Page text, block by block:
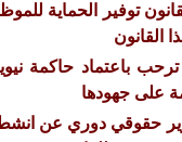
توفير الحماية
القانون
باعتماد حاكمة
على جهودها
حقوقي دوري عن انشطة